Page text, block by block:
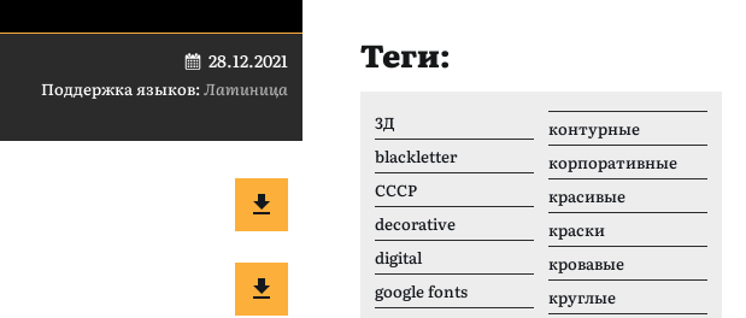
28.12.2021
Поддержка языков:Латиница
Теги:
3Д
blackletter
CCCР
decorative
digital
google fonts
контурные
корпоративные
красивые
краски
кровавые
круглые